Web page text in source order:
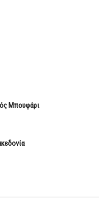
Μπουφάρι